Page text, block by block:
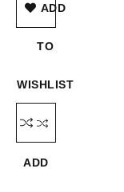
ADD
TO
WISHLIST
ADD